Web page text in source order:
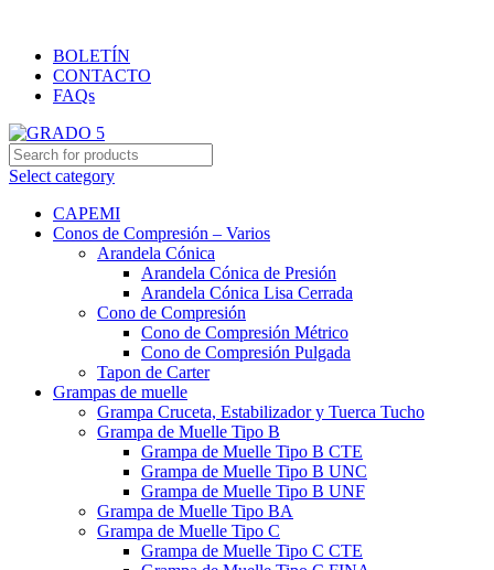
BOLETÍN
CONTACTO
FAQs
Select category
CAPEMI
Conos de Compresión – Varios
Arandela Cónica
Arandela Cónica de Presión
Arandela Cónica Lisa Cerrada
Cono de Compresión
Cono de Compresión Métrico
Cono de Compresión Pulgada
Tapon de Carter
Grampas de muelle
Grampa Cruceta, Estabilizador y Tuerca Tucho
Grampa de Muelle Tipo B
Grampa de Muelle Tipo B CTE
Grampa de Muelle Tipo B UNC
Grampa de Muelle Tipo B UNF
Grampa de Muelle Tipo BA
Grampa de Muelle Tipo C
Grampa de Muelle Tipo C CTE